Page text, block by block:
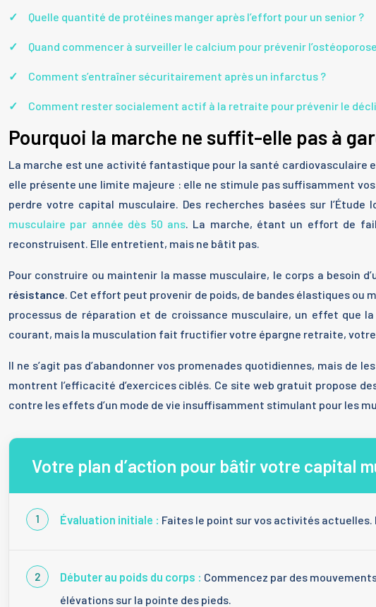
Quelle quantité de protéines manger après l’effort pour un senior ?
Quand commencer à surveiller le calcium pour prévenir
Comment s’entraîner sécuritairement après un infarctus ?
Comment rester socialement actif à la retraite pour prévenir le
Pourquoi la marche ne suffit-elle pas à
La marche est une activité fantastique pour la santé cardiovasculaire
elle présente une limite majeure : elle ne stimule pas suffisamment
perdre votre capital musculaire. Des recherches basées sur
musculaire par année dès 50 ans. La marche, étant un effort de
reconstruisent. Elle entretient, mais ne bâtit pas.
Pour construire ou maintenir la masse musculaire, le corps a besoin
résistance. Cet effort peut provenir de poids, de bandes élastiques ou
processus de réparation et de croissance musculaire, un effet que
courant, mais la musculation fait fructifier votre épargne retraite,
Il ne s’agit pas d’abandonner vos promenades quotidiennes, mais de
montrent l’efficacité d’exercices ciblés. Ce site web gratuit propose
contre les effets d’un mode de vie insuffisamment stimulant pour les
Votre plan d’action pour bâtir votre capital
Évaluation initiale : Faites le point sur vos activités
Débuter au poids du corps : Commencez par des
élévations sur la pointe des pieds.